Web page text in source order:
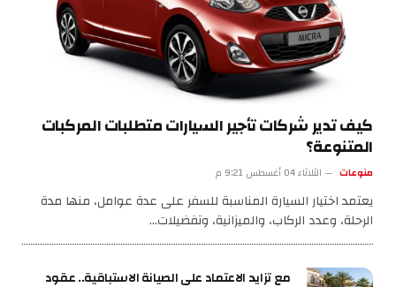
كيف تدير شركات تأجير السيارات متطلبات المركبات
المتنوعة؟
منوعات الثلاثاء 04 أغسطس 9:21 م
يعتمد اختيار السيارة المناسبة للسفر على عدة عوامل، منها مدة
الرحلة، وعدد الركاب، والميزانية، وتفضيلات…
مع تزايد الاعتماد على الصيانة الاستباقية.. عقود